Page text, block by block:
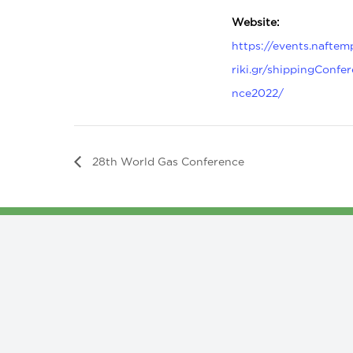
Website:
https://
riki.gr/
nce2022/
28th World Gas Conference